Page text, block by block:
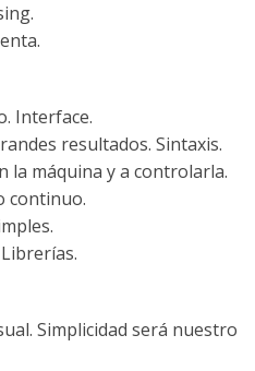
Interface.
resultados. Sintaxis.
la máquina y a controlarla.
continuo.
Simplicidad será nuestro